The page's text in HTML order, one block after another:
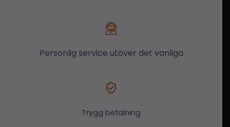
Personlig service utöver det vanliga
Trygg betalning